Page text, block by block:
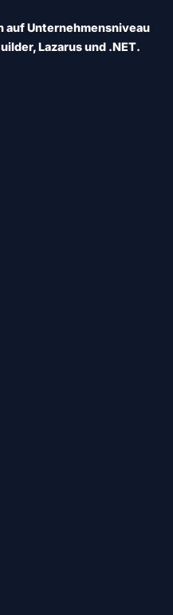
auf Unternehmensniveau
Lazarus und .NET.